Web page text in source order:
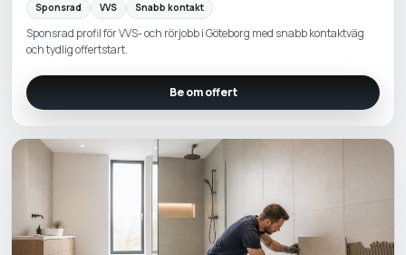
Sponsrad VVS Snabb kontakt
Sponsrad profil för VVS- och rörjobb i Göteborg med snabb kontaktväg
och tydlig offertstart.
Be om offert